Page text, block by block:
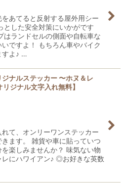
あてると反射する屋外用シー
とした安全対策にいかがです
はランドセルの側面や自転車な
ですよ！ もちろん車やバイク
すよ♪ …
ナルステッカー 〜ホヌ＆レ
ジナル文字入れ無料】
て、オンリーワンステッカー
ます。 雑貨や車に貼っていつ
楽しみませんか？ 味気ない物
レにハワイアン♪ ◎お好きな英数